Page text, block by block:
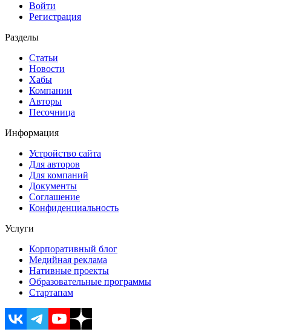
Войти
Регистрация
Разделы
Статьи
Новости
Хабы
Компании
Авторы
Песочница
Информация
Устройство сайта
Для авторов
Для компаний
Документы
Соглашение
Конфиденциальность
Услуги
Корпоративный блог
Медийная реклама
Нативные проекты
Образовательные программы
Стартапам